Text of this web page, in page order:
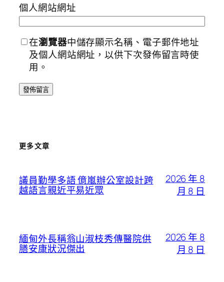
個人網站網址
在瀏覽器中儲存顯示名稱、電子郵件地址
及個人網站網址，以供下次發佈留言時使
用。
更多文章
議員勤學多語 億嵐辦公室設計跨
越語言親近平易近眾
2026 年 8
月 8 日
緬甸外長稱翁山淑枝秀傳醫院供
膳安康狀況傑出
2026 年 8
月 8 日